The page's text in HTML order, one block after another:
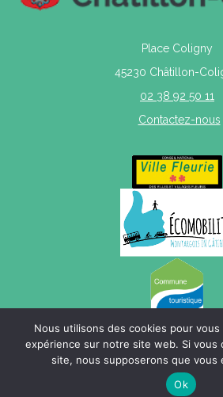
Place Coligny
45230 Châtillon-
02 38 92 50 11
Contactez-nous
Mentions légales | Politique de
Nous utilisons des cookies pour vous
expérience sur notre site web. Si vous
site, nous supposerons que vous
Ok